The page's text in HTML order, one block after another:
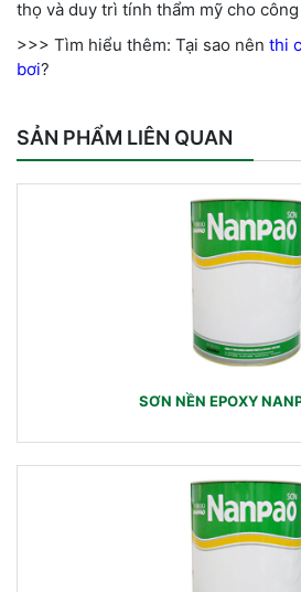
thọ và duy trì tính thẩm mỹ cho
>>> Tìm hiểu thêm: Tại sao nên thi
bơi?
SẢN PHẨM LIÊN QUAN
SƠN NỀN EPOXY